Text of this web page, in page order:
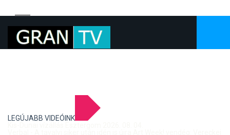
LEGÚJABB VIDEÓINK